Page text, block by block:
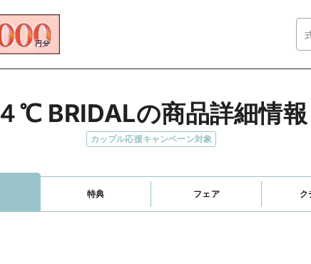
４℃ BRIDALの商品詳細情報
カップル応援キャンペーン対象
特典 フェア ク